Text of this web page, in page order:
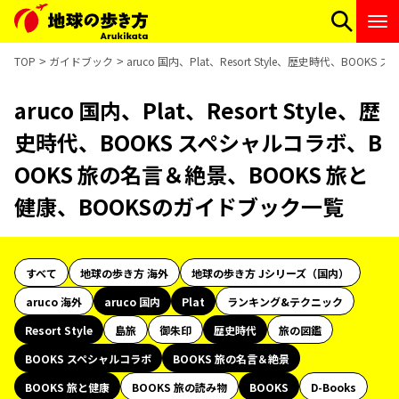
TOP ガイドブック aruco 国内、Plat、Resort Style、歴史時代、BOOKS ス
aruco 国内、Plat、Resort Style、歴
史時代、BOOKS スペシャルコラボ、B
OOKS 旅の名言＆絶景、BOOKS 旅と
健康、BOOKSのガイドブック一覧
すべて 地球の歩き方 海外
地球の歩き方 Jシリーズ（国内）
aruco 海外
aruco 国内 Plat
ランキング&テクニック
Resort Style
島旅 御朱印 歴史時代
旅の図鑑
BOOKS スペシャルコラボ
BOOKS 旅の名言＆絶景
BOOKS 旅と健康
BOOKS 旅の読み物 BOOKS D-Books